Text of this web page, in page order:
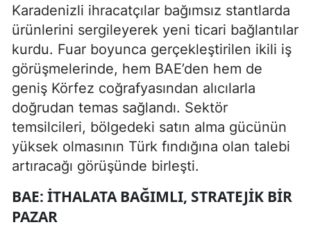
Karadenizli ihracatçılar bağımsız stantlarda
ürünlerini sergileyerek yeni ticari bağlantılar
kurdu. Fuar boyunca gerçekleştirilen ikili iş
görüşmelerinde, hem BAE’den hem de
geniş Körfez coğrafyasından alıcılarla
doğrudan temas sağlandı. Sektör
temsilcileri, bölgedeki satın alma gücünün
yüksek olmasının Türk fındığına olan talebi
artıracağı görüşünde birleşti.
BAE: İTHALATA BAĞIMLI, STRATEJIK BIR
PAZAR